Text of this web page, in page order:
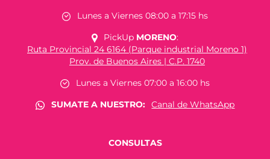
Lunes a Viernes 08:00 a 17:15 hs
PickUp MORENO:
Ruta Provincial 24 6164 (Parque industrial Moreno 1)
Prov. de Buenos Aires | C.P. 1740
Lunes a Viernes 07:00 a 16:00 hs
SUMATE A NUESTRO:
Canal de WhatsApp
CONSULTAS